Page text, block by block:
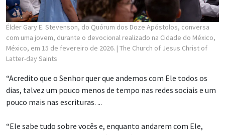
Élder Gary E. Stevenson, do Quórum dos Doze Apóstolos, conversa
com uma jovem, durante o devocional realizado na Cidade do México,
México, em 15 de fevereiro de 2026. | The Church of Jesus Christ of
Latter-day Saints
“Acredito que o Senhor quer que andemos com Ele todos os
dias, talvez um pouco menos de tempo nas redes sociais e um
pouco mais nas escrituras. ...
“Ele sabe tudo sobre vocês e, enquanto andarem com Ele,